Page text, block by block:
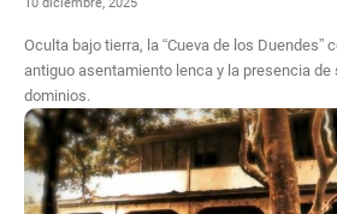
Oculta bajo tierra, la “Cueva de los Duendes”
antiguo asentamiento lenca y la presencia de
dominios.